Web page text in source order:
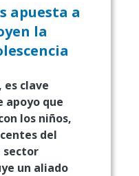
apuesta a
la
es clave
apoyo que
los niños,
del
sector
un aliado